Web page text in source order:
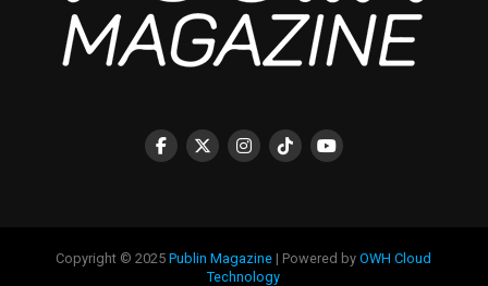
Copyright © 2025Publin Magazine | Powered byOWH Cloud
Technology